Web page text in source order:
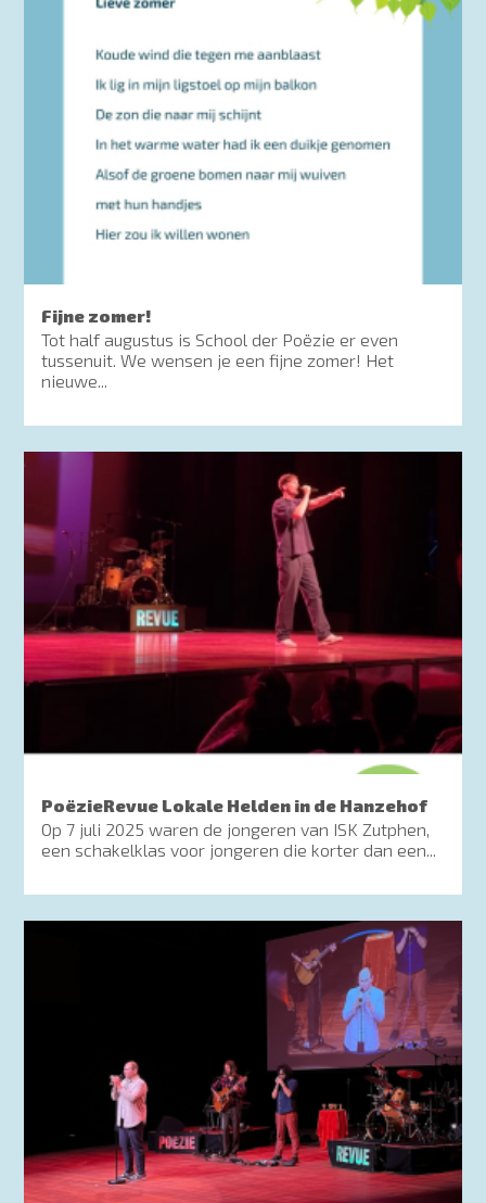
Fijne zomer!
Tot half augustus is School der Poëzie er even
tussenuit. We wensen je een fijne zomer! Het
nieuwe...
PoëzieRevue Lokale Helden in de Hanzehof
Op 7 juli 2025 waren de jongeren van ISK Zutphen,
een schakelklas voor jongeren die korter dan een...